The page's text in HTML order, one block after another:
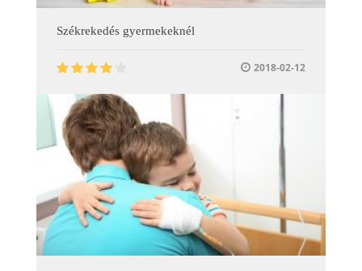
Székrekedés gyermekeknél
2018-02-12